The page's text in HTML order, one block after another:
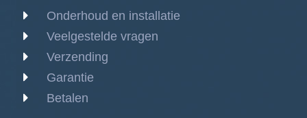
Onderhoud en installatie
Veelgestelde vragen
Verzending
Garantie
Betalen